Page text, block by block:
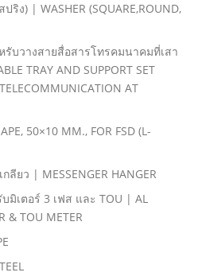
ง) | WASHER (SQUARE,ROUND,
บวางสายสื่อสารโทรคมนาคมที่เสา
TRAY AND SUPPORT SET
AT
50×10 MM., FOR FSD (L-
ยว | MESSENGER HANGER
มิเตอร์ 3 เฟส และ TOU | AL
& TOU METER